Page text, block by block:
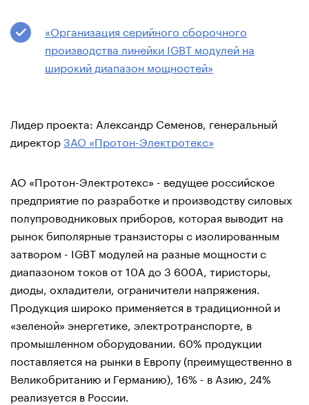
«Организация серийного сборочного
производства линейки IGBT модулей на
широкий диапазон мощностей»
Лидер проекта: Александр Семенов, генеральный
директорЗАО «Протон-Электротекс»
АО «Протон-Электротекс» - ведущее российское
предприятие по разработке и производству силовых
полупроводниковых приборов, которая выводит на
рынок биполярные транзисторы с изолированным
затвором - IGBT модулей на разные мощности с
диапазоном токов от 10А до 3 600А, тиристоры,
диоды, охладители, ограничители напряжения.
Продукция широко применяется в традиционной и
«зеленой» энергетике, электротранспорте, в
промышленном оборудовании. 60% продукции
поставляется на рынки в Европу (преимущественно в
Великобританию и Германию), 16% - в Азию, 24%
реализуется в России.